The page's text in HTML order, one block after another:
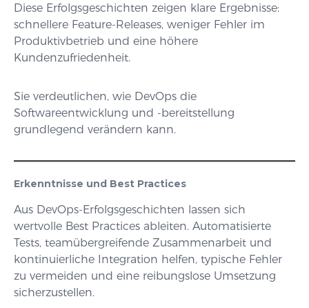
Diese Erfolgsgeschichten zeigen klare Ergebnisse:
schnellere Feature-Releases, weniger Fehler im
Produktivbetrieb und eine höhere
Kundenzufriedenheit.
Sie verdeutlichen, wie DevOps die
Softwareentwicklung und -bereitstellung
grundlegend verändern kann.
Erkenntnisse und Best Practices
Aus DevOps-Erfolgsgeschichten lassen sich
wertvolle Best Practices ableiten. Automatisierte
Tests, teamübergreifende Zusammenarbeit und
kontinuierliche Integration helfen, typische Fehler
zu vermeiden und eine reibungslose Umsetzung
sicherzustellen.